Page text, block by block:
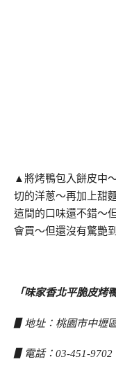
▲將烤鴨包入餅皮中
切的洋蔥～再加上甜
這間的口味還不錯～
會買～但還沒有驚艷
「味家香北平脆皮烤
▋地址：桃園市中壢
▋電話：03-451-9702